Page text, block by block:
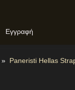
Εγγραφή
» Paneristi Hellas